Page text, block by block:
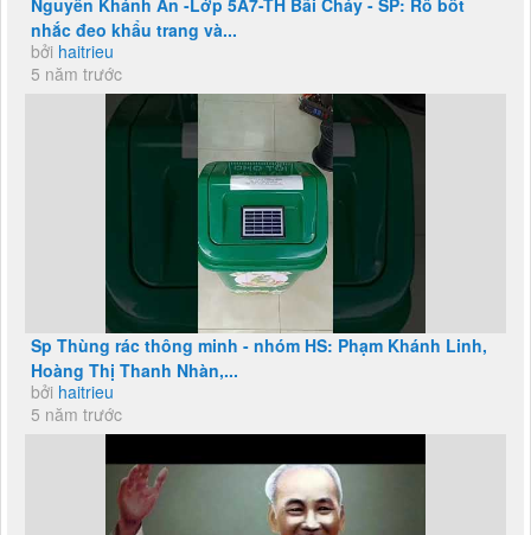
nhắc đeo khẩu trang và...
bởi haitrieu
5 năm trước
Sp Thùng rác thông minh - nhóm HS: Phạm Khánh Linh,
Hoàng Thị Thanh Nhàn,...
bởi haitrieu
5 năm trước